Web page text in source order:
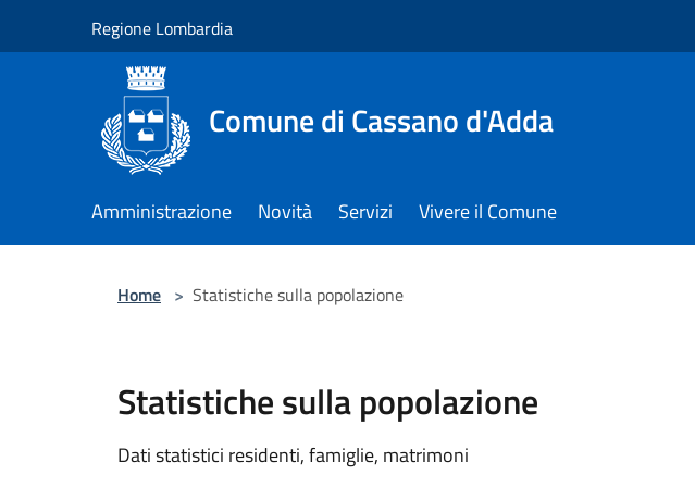
Regione Lombardia
Comune di Cassano d'Adda
Amministrazione Novità Servizi Vivere il Comune
Home > Statistiche sulla popolazione
Statistiche sulla popolazione
Dati statistici residenti, famiglie, matrimoni